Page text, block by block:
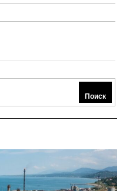
Поиск